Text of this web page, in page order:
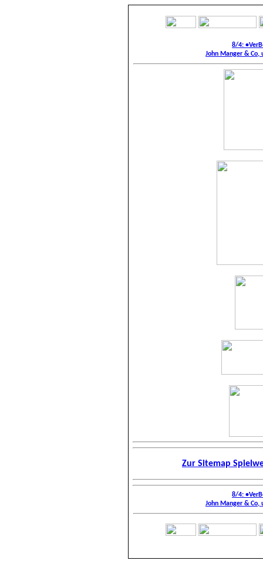
8/4:
John Manger &
Zur Sitemap
8/4:
John Manger &